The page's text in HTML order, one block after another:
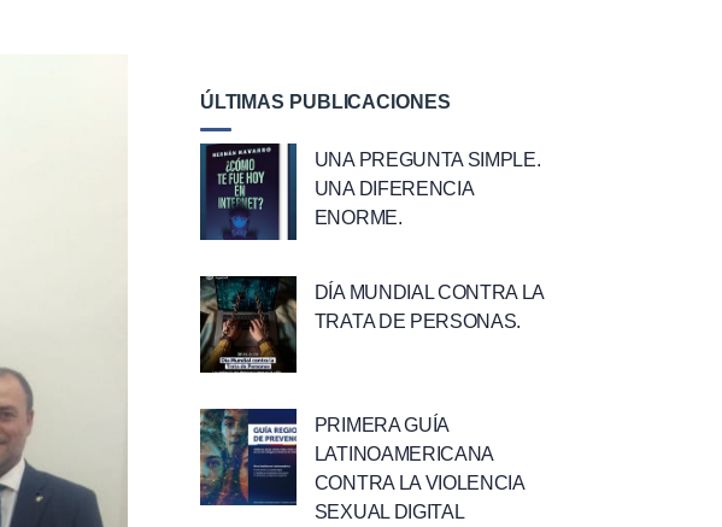
ÚLTIMAS PUBLICACIONES
UNA PREGUNTA SIMPLE.
UNA DIFERENCIA
ENORME.
DÍA MUNDIAL CONTRA LA
TRATA DE PERSONAS.
PRIMERA GUÍA
LATINOAMERICANA
CONTRA LA VIOLENCIA
SEXUAL DIGITAL